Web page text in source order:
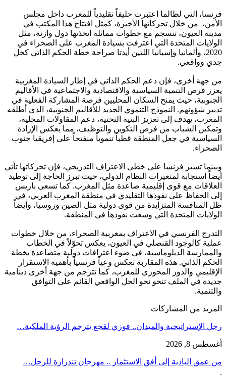
فرنسا، التي لطالما اعتبرت حليفاً تقليدياً للمغرب داخل مجلس
الأمن، من خلال تحركاتها الأخيرة، كمثل افتتاح هذا المكتب في
مدينة العيون، تنسجم مع خطوات مماثلة اتخذتها دول وازنة، مثل
الولايات المتحدة التي اعترفت بسيادة المغرب على الصحراء في
2020، وألمانيا وإسبانيا اللتين أيدتا صراحة خطة الحكم الذاتي كحل
جدي وواقعي.
من جهة أخرى، فإن دعم الحكم الذاتي في إطار السيادة المغربية
يعزز فرص التنمية السياسية والاقتصادية والاجتماعية في الأقاليم
الجنوبية، حيث يمنح السكان المحليين فرصة المشاركة الفعلية في
تدبير شؤونهم. النموذج التنموي الجديد للأقاليم الجنوبية، الذي أطلقه
المغرب، يهدف إلى تعزيز البنية التحتية، دعم المقاولات المحلية،
وتمكين الشباب من فرص التكوين والتوظيف، مما يعكس الإرادة
السياسية في جعل المنطقة قطباً تنموياً منفتحاً على إفريقيا جنوب
الصحراء.
وبينما تسير فرنسا على خطى الاعتراف التدريجي، فإن تحركاتها تأتي
أيضاً استجابة لمتغيرات النظام الدولي، حيث تبرز الحاجة إلى توطيد
العلاقات مع قوى إقليمية صاعدة مثل المغرب. كما تسعى باريس
إلى الحفاظ على نفوذها التقليدي في منطقة المغرب العربي، في
ظل المنافسة المتزايدة من قوى دولية مثل الصين وروسيا، وأيضاً
الولايات المتحدة التي وسعت نفوذها في المنطقة.
التدرج الفرنسي في الاعتراف بمغربية الصحراء، من خلال خطوات
عملية كالوجود القنصلي في العيون، يعكس تحوّلاً في الخطاب
والممارسة الدبلوماسية، في ضوء اعترافات دولية متصاعدة بخطة
الحكم الذاتي. هذه المقاربة تعكس وعياً فرنسياً بأهمية الاستقرار
الإقليمي والدور المحوري للمغرب، كما تترجم من جهة أخرى دينامية
جديدة في الملف تنحو نحو الحل الواقعي القائم على التوافق
والتنمية.
المزيد من المشاركات
رجل الإستراتيجية والميدان.. فوزي لقجع يترجم الرؤية الملكية…
أغسطس 8, 2026
من عمق البادية إلى أفق الاستثمار .. مهرجان تندرارة للرحل…